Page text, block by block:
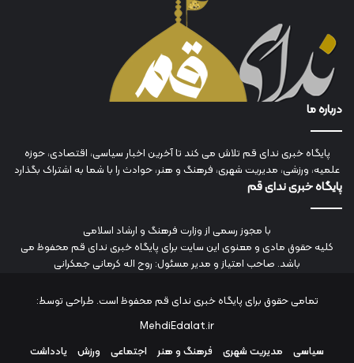
درباره ما
پایگاه خبری ندای قم تلاش می کند تا آخرین اخبار سیاسی، اقتصادی، حوزه
علمیه، ورزشی، مدیریت شهری، فرهنگ و هنر، حوادث را با شما به اشتراک بگذارد
پایگاه خبری ندای قم
با مجوز رسمی از وزارت فرهنگ و ارشاد اسلامی
کلیه حقوق مادی و معنوی این سایت برای پایگاه خبری ندای قم محفوظ می
باشد. صاحب امتیاز و مدیر مسئول: روح اله کرمانی جمکرانی
تمامی حقوق برای پایگاه خبری ندای قم محفوظ است. طراحی توسط:
MehdiEdalat.ir
سیاسی
مدیریت شهری فرهنگ و هنر اجتماعی ورزش یادداشت